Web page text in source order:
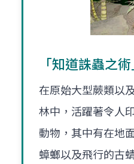
「知道誅蟲之
在原始大型蕨類以
林中，活躍著令人
動物，其中有在地
蟑螂以及飛行的古